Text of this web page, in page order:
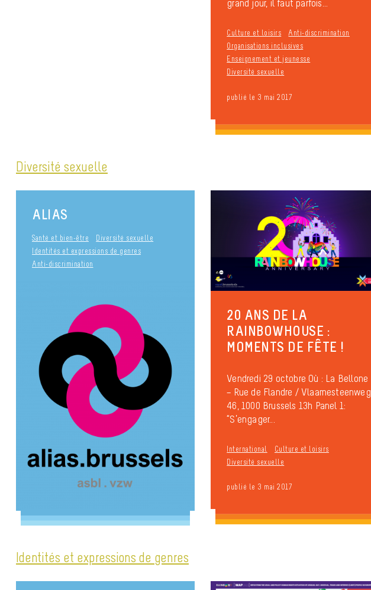
grand jour, il faut parfois...
Culture et loisirs
Anti-discrimination
Organisations inclusives
Enseignement et jeunesse
Diversité sexuelle
publié le 3 mai 2017
Diversité sexuelle
ALIAS
Santé et bien-être
Diversité sexuelle
Identités et expressions de genres
Anti-discrimination
20 ANS DE LA
RAINBOWHOUSE :
MOMENTS DE FÊTE !
Vendredi 29 octobre Où : La Bellone
– Rue de Flandre / Vlaamesteenweg
46, 1000 Brussels 13h Panel 1:
“S’engager...
International
Culture et loisirs
Diversité sexuelle
publié le 3 mai 2017
Identités et expressions de genres